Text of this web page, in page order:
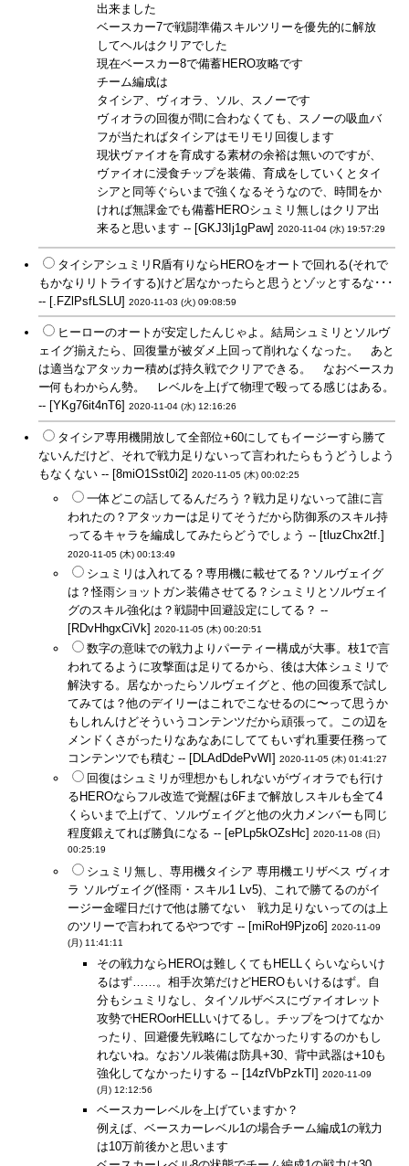
出来ました
ベースカー7で戦闘準備スキルツリーを優先的に解放
してヘルはクリアでした
現在ベースカー8で備蓄HERO攻略です
チーム編成は
タイシア、ヴィオラ、ソル、スノーです
ヴィオラの回復が間に合わなくても、スノーの吸血バ
フが当たればタイシアはモリモリ回復します
現状ヴァイオを育成する素材の余裕は無いのですが、
ヴァイオに浸食チップを装備、育成をしていくとタイ
シアと同等ぐらいまで強くなるそうなので、時間をか
ければ無課金でも備蓄HEROシュミリ無しはクリア出
来ると思います -- [GKJ3Ij1gPaw] 2020-11-04 (水) 19:57:29
タイシアシュミリR盾有りならHEROをオートで回れる(それで
もかなりリトライする)けど居なかったらと思うとゾッとするな･･･
-- [.FZlPsfLSLU] 2020-11-03 (火) 09:08:59
ヒーローのオートが安定したんじゃよ。結局シュミリとソルヴ
ェイグ揃えたら、回復量が被ダメ上回って削れなくなった。 あと
は適当なアタッカー積めば持久戦でクリアできる。 なおベースカ
ー何もわからん勢。 レベルを上げて物理で殴ってる感じはある。
-- [YKg76it4nT6] 2020-11-04 (水) 12:16:26
タイシア専用機開放して全部位+60にしてもイージーすら勝て
ないんだけど、それで戦力足りないって言われたらもうどうしよう
もなくない -- [8miO1Sst0i2] 2020-11-05 (木) 00:02:25
一体どこの話してるんだろう？戦力足りないって誰に言
われたの？アタッカーは足りてそうだから防御系のスキル持
ってるキャラを編成してみたらどうでしょう -- [tluzChx2tf.]
2020-11-05 (木) 00:13:49
シュミリは入れてる？専用機に載せてる？ソルヴェイグ
は？怪雨ショットガン装備させてる？シュミリとソルヴェイ
グのスキル強化は？戦闘中回避設定にしてる？ --
[RDvHhgxCiVk] 2020-11-05 (木) 00:20:51
数字の意味での戦力よりパーティー構成が大事。枝1で言
われてるように攻撃面は足りてるから、後は大体シュミリで
解決する。居なかったらソルヴェイグと、他の回復系で試し
てみては？他のデイリーはこれでこなせるのに〜って思うか
もしれんけどそういうコンテンツだから頑張って。この辺を
メンドくさがったりなあなあにしててもいずれ重要任務って
コンテンツでも積む -- [DLAdDdePvWI] 2020-11-05 (木) 01:41:27
回復はシュミリが理想かもしれないがヴィオラでも行け
るHEROならフル改造で覚醒は6Fまで解放しスキルも全て4
くらいまで上げて、ソルヴェイグと他の火力メンバーも同じ
程度鍛えてれば勝負になる -- [ePLp5kOZsHc] 2020-11-08 (日)
00:25:19
シュミリ無し、専用機タイシア 専用機エリザベス ヴィオ
ラ ソルヴェイグ(怪雨・スキル1 Lv5)、これで勝てるのがイ
ージー金曜日だけで他は勝てない 戦力足りないってのは上
のツリーで言われてるやつです -- [miRoH9Pjzo6] 2020-11-09
(月) 11:41:11
その戦力ならHEROは難しくてもHELLくらいならいけ
るはず……。相手次第だけどHEROもいけるはず。自
分もシュミリなし、タイソルザベスにヴァイオレット
攻勢でHEROorHELLいけてるし。チップをつけてなか
ったり、回避優先戦略にしてなかったりするのかもし
れないね。なおソル装備は防具+30、背中武器は+10も
強化してなかったりする -- [14zfVbPzkTI] 2020-11-09
(月) 12:12:56
ベースカーレベルを上げていますか？
例えば、ベースカーレベル1の場合チーム編成1の戦力
は10万前後かと思います